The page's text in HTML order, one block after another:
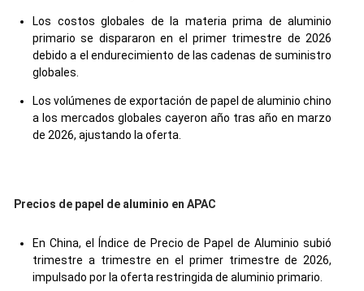
Los costos globales de la materia prima de aluminio
primario se dispararon en el primer trimestre de 2026
debido a el endurecimiento de las cadenas de suministro
globales.
Los volúmenes de exportación de papel de aluminio chino
a los mercados globales cayeron año tras año en marzo
de 2026, ajustando la oferta.
Precios de papel de aluminio en APAC
En China, el Índice de Precio de Papel de Aluminio subió
trimestre a trimestre en el primer trimestre de 2026,
impulsado por la oferta restringida de aluminio primario.